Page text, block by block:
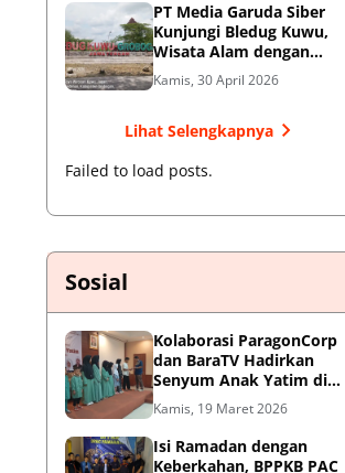
PT Media Garuda Siber
Kunjungi Bledug Kuwu,
Wisata Alam dengan
Segudang Keunikan dan
Potensi UMKM
Kamis, 30 April 2026
Lihat Selengkapnya
Failed to load posts.
Sosial
Kolaborasi ParagonCorp
dan BaraTV Hadirkan
Senyum Anak Yatim di
Hotel Le Semar Tangerang
Kamis, 19 Maret 2026
Isi Ramadan dengan
Keberkahan, BPPKB PAC